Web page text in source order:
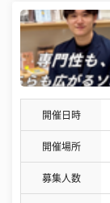
開催日時
開催場所
募集人数